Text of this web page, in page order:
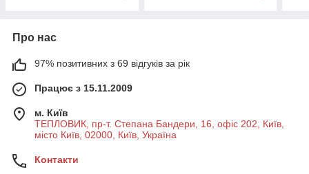
Про нас
97% позитивних з 69 відгуків за рік
Працює з 15.11.2009
м. Київ
ТЕПЛОВИК, пр-т. Степана Бандери, 16, офіс 202, Київ,
місто Київ, 02000, Київ, Україна
Контакти